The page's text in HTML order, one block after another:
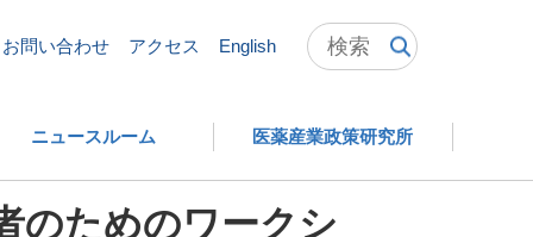
お問い合わせ アクセス English
ニュースルーム 医薬産業政策研究所
出にかかる実務担当者のためのワークショップ」資料
のためのワークシ